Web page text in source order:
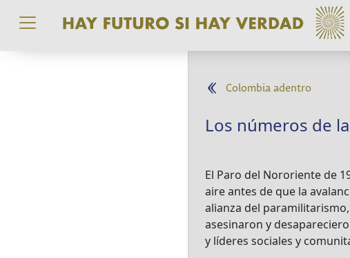
Pasar al contenido principal
Colombia adentro
Los números de
El Paro del Nororiente de
aire antes de que la
alianza del
asesinaron y
y líderes sociales y